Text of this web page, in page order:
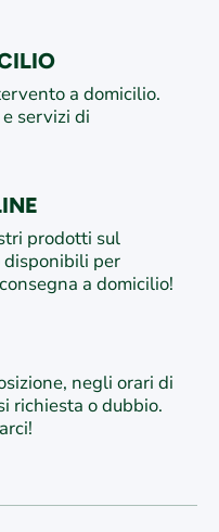
a domicilio.
servizi di
prodotti sul
disponibili per
a domicilio!
negli orari di
richiesta o dubbio.